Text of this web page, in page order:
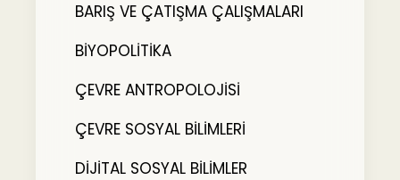
BARIŞ VE ÇATIŞMA ÇALIŞMALARI
BİYOPOLİTİKA
ÇEVRE ANTROPOLOJİSİ
ÇEVRE SOSYAL BİLİMLERİ
DİJİTAL SOSYAL BİLİMLER